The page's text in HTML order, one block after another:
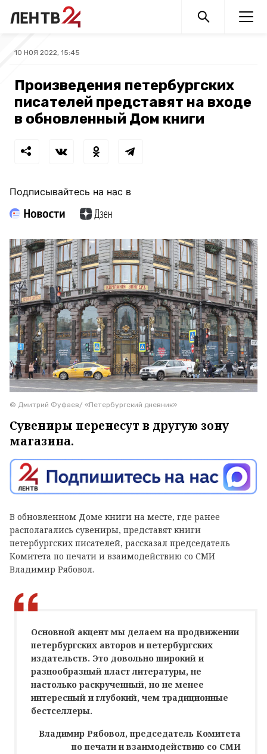
10 НОЯ 2022, 15:45
Произведения петербургских
писателей представят на входе
в обновленный Дом книги
Подписывайтесь на нас в
© Дмитрий Фуфаев/ «Петербургский дневник»
Сувениры перенесут в другую зону
магазина.
В обновленном Доме книги на месте, где ранее
располагались сувениры, представят книги
петербургских писателей, рассказал председатель
Комитета по печати и взаимодействию со СМИ
Владимир Рябовол.
Основной акцент мы делаем на продвижении
петербургских авторов и петербургских
издательств. Это довольно широкий и
разнообразный пласт литературы, не
настолько раскрученный, но не менее
интересный и глубокий, чем традиционные
бестселлеры.
Владимир Рябовол, председатель Комитета
по печати и взаимодействию со СМИ